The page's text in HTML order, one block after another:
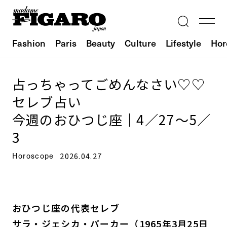
Fashion Paris Beauty Culture Lifestyle
占っちゃってごめんなさい♡♡
セレブ占い
今週のおひつじ座｜4／27～5／
3
Horoscope 2026.04.27
おひつじ座の代表セレブ
サラ・ジェシカ・パーカー（1965年3月25日